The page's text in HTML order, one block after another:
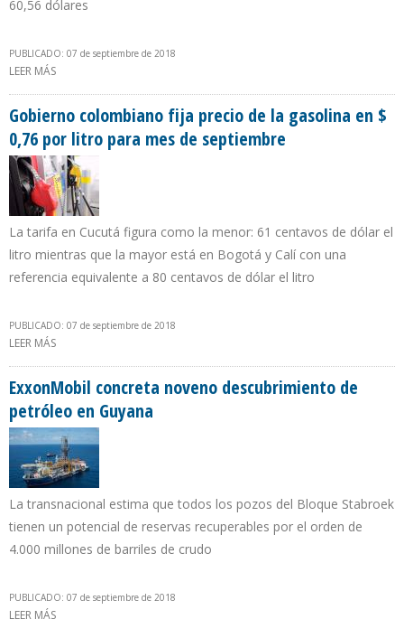
60,56 dólares
PUBLICADO: 07 de septiembre de 2018
LEER MÁS
Gobierno colombiano fija precio de la gasolina en $
0,76 por litro para mes de septiembre
La tarifa en Cucutá figura como la menor: 61 centavos de dólar el
litro mientras que la mayor está en Bogotá y Calí con una
referencia equivalente a 80 centavos de dólar el litro
PUBLICADO: 07 de septiembre de 2018
LEER MÁS
ExxonMobil concreta noveno descubrimiento de
petróleo en Guyana
La transnacional estima que todos los pozos del Bloque Stabroek
tienen un potencial de reservas recuperables por el orden de
4.000 millones de barriles de crudo
PUBLICADO: 07 de septiembre de 2018
LEER MÁS